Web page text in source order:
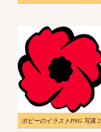
ポピーのイラストPNG 写真 2